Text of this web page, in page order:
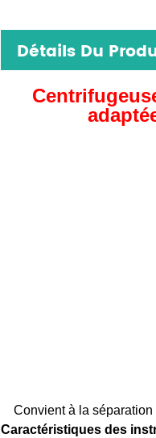
Détails Du
Convient à la
Caractéristiques des